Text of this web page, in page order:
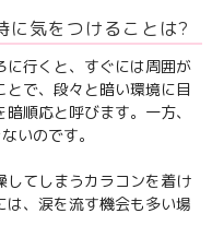
に気をつけることは?
に行くと、すぐには周囲が
で、段々と暗い環境に目
順応と呼びます。一方、
いのです。
してしまうカラコンを着け
は、涙を流す機会も多い場